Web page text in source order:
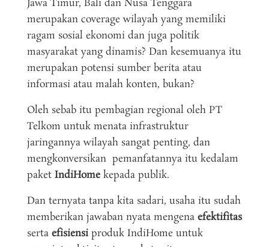
Jawa Timur, Bali dan Nusa Tenggara
merupakan coverage wilayah yang memiliki
ragam sosial ekonomi dan juga politik
masyarakat yang dinamis? Dan kesemuanya itu
merupakan potensi sumber berita atau
informasi atau malah konten, bukan?
Oleh sebab itu pembagian regional oleh PT
Telkom untuk menata infrastruktur
jaringannya wilayah sangat penting, dan
mengkonversikan pemanfatannya itu kedalam
paket IndiHomekepada publik.
Dan ternyata tanpa kita sadari, usaha itu sudah
memberikan jawaban nyata mengena efektifitas
serta efisiensi produk IndiHome untuk